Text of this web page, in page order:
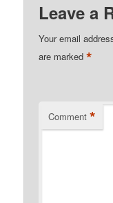
Leave a
Your email
are marked*
Comment *